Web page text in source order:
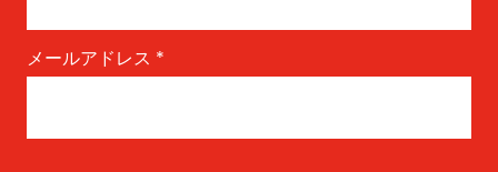
メールアドレス *